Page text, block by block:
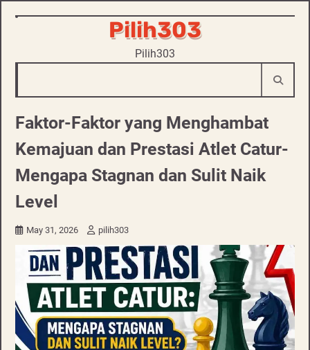
Skip
Pilih303
Pilih303
Faktor-Faktor yang Menghambat
Kemajuan dan Prestasi Atlet Catur-
Mengapa Stagnan dan Sulit Naik
Level
May 31, 2026 pilih303